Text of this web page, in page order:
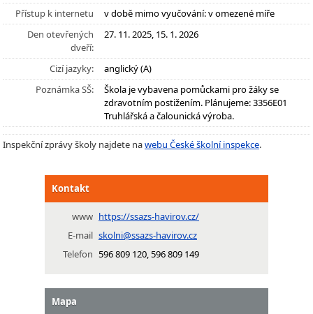
Přístup k internetu
v době mimo vyučování: v omezené míře
Den otevřených
dveří:
27. 11. 2025, 15. 1. 2026
Cizí jazyky:
anglický (A)
Poznámka SŠ:
Škola je vybavena pomůckami pro žáky se
zdravotním postižením. Plánujeme: 3356E01
Truhlářská a čalounická výroba.
Inspekční zprávy školy najdete nawebu České školní inspekce.
Kontakt
www https://ssazs-havirov.cz/
E-mail skolni@ssazs-havirov.cz
Telefon 596 809 120, 596 809 149
Mapa